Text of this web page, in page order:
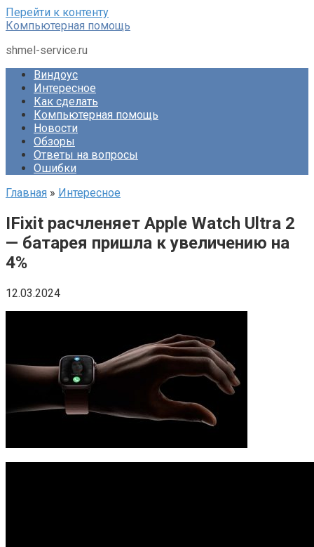
Перейти к контенту
Компьютерная помощь
shmel-service.ru
Виндоус
Интересное
Как сделать
Компьютерная помощь
Новости
Обзоры
Ответы на вопросы
Ошибки
Главная » Интересное
IFixit расчленяет Apple Watch Ultra 2
— батарея пришла к увеличению на
4%
12.03.2024